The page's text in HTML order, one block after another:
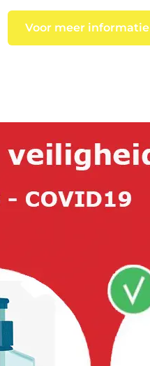
Voor meer informatie